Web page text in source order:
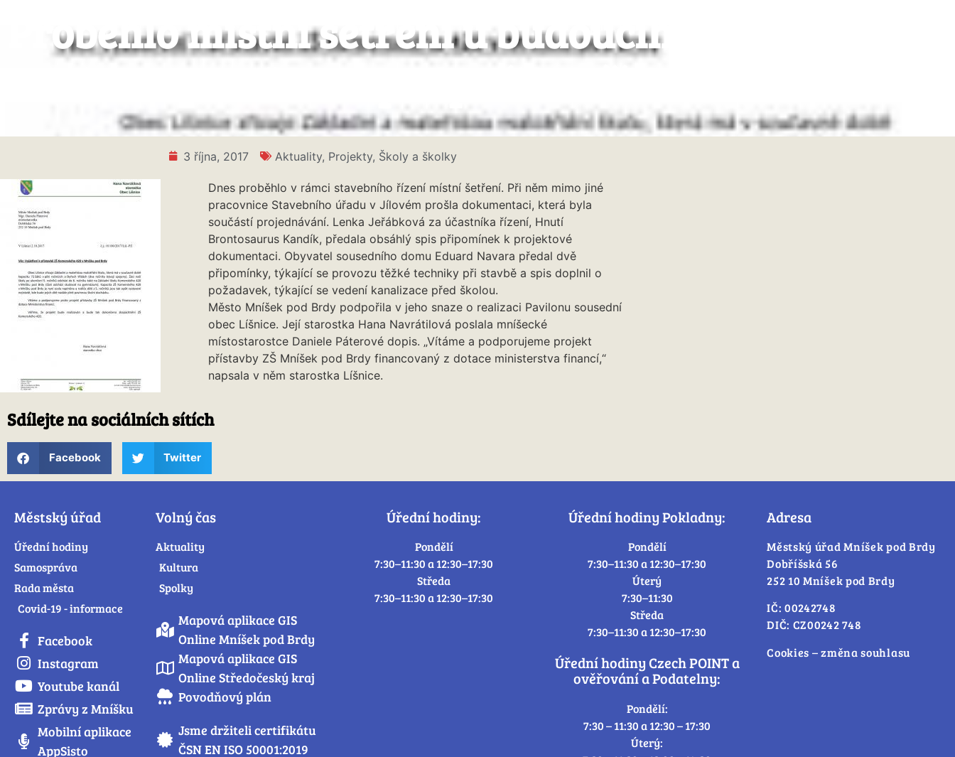
Proběhlo místní šetření u budoucího
3 října, 2017 Aktuality, Projekty, Školy a školky
Dnes proběhlo v rámci stavebního řízení místní šetření. Při něm mimo jiné
pracovnice Stavebního úřadu v Jílovém prošla dokumentaci, která byla
součástí projednávání. Lenka Jeřábková za účastníka řízení, Hnutí
Brontosaurus Kandík, předala obsáhlý spis připomínek k projektové
dokumentaci. Obyvatel sousedního domu Eduard Navara předal dvě
připomínky, týkající se provozu těžké techniky při stavbě a spis doplnil o
požadavek, týkající se vedení kanalizace před školou.
Město Mníšek pod Brdy podpořila v jeho snaze o realizaci Pavilonu sousední
obec Líšnice. Její starostka Hana Navrátilová poslala mníšecké
místostarostce Daniele Páterové dopis. „Vítáme a podporujeme projekt
přístavby ZŠ Mníšek pod Brdy financovaný z dotace ministerstva financí,“
napsala v něm starostka Líšnice.
Sdílejte na sociálních sítích
Facebook Twitter
Městský úřad
Úřední hodiny
Samospráva
Rada města
Covid-19 - informace
Facebook
Instagram
Youtube kanál
Zprávy z Mníšku
Mobilní aplikace
AppSisto
Volný čas
Aktuality
Kultura
Spolky
Mapová aplikace GIS
Online Mníšek pod Brdy
Mapová aplikace GIS
Online Středočeský kraj
Povodňový plán
Jsme držiteli certifikátu
ČSN EN ISO 50001:2019
Úřední hodiny:
Pondělí
7:30–11:30 a 12:30–17:30
Středa
7:30–11:30 a 12:30–17:30
Úřední hodiny Pokladny:
Pondělí
7:30–11:30 a 12:30–17:30
Úterý
7:30–11:30
Středa
7:30–11:30 a 12:30–17:30
Úřední hodiny Czech POINT a
ověřování a Podatelny:
Pondělí:
7:30 – 11:30 a 12:30 – 17:30
Úterý:
Adresa
Městský úřad Mníšek pod Brdy
Dobříšská 56
252 10 Mníšek pod Brdy
IČ: 00242748
DIČ: CZ00242 748
Cookies – změna souhlasu